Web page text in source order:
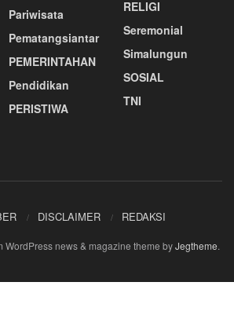
Pariwisata
Pematangsiantar
PEMERINTAHAN
Pendidikan
PERISTIWA
RELIGI
Seremonial
Simalungun
SOSIAL
TNI
DISCLAIMER REDAKSI
WordPress news & magazine theme byJegtheme.